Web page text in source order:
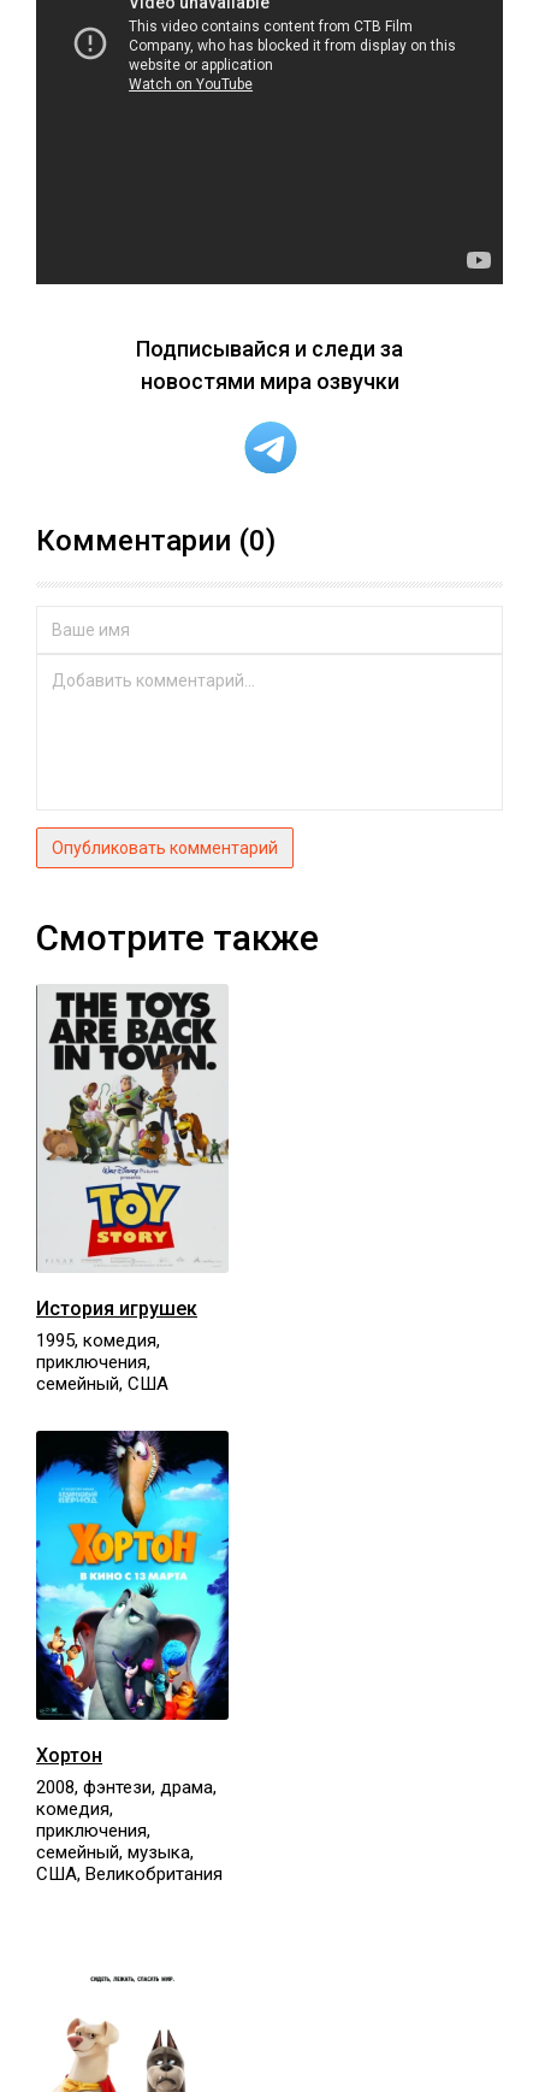
Подписывайся и следи за
новостями мира озвучки
Комментарии (0)
Опубликовать комментарий
Смотрите также
История игрушек
1995, комедия,
приключения,
семейный, США
Хортон
2008, фэнтези, драма,
комедия,
приключения,
семейный, музыка,
США, Великобритания